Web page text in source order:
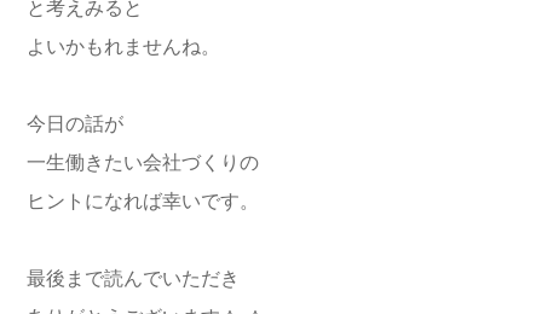
と考えみると
よいかもれませんね。
今日の話が
一生働きたい会社づくりの
ヒントになれば幸いです。
最後まで読んでいただき